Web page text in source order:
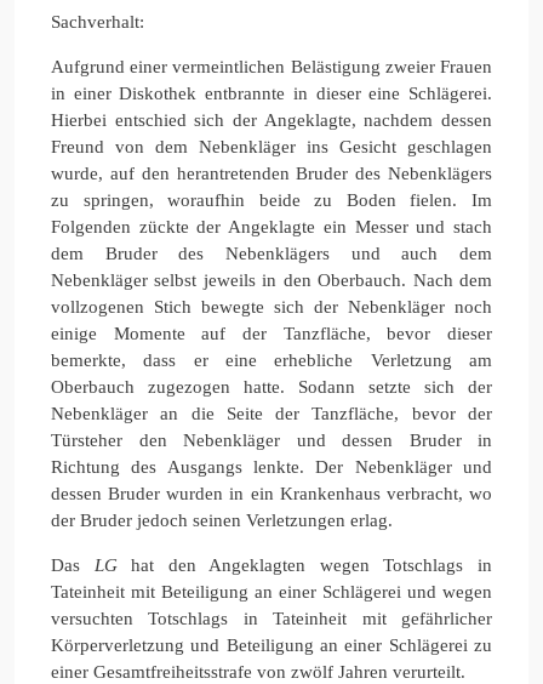
Sachverhalt:
Aufgrund einer vermeintlichen Belästigung zweier Frauen
in einer Diskothek entbrannte in dieser eine Schlägerei.
Hierbei entschied sich der Angeklagte, nachdem dessen
Freund von dem Nebenkläger ins Gesicht geschlagen
wurde, auf den herantretenden Bruder des Nebenklägers
zu springen, woraufhin beide zu Boden fielen. Im
Folgenden zückte der Angeklagte ein Messer und stach
dem Bruder des Nebenklägers und auch dem
Nebenkläger selbst jeweils in den Oberbauch. Nach dem
vollzogenen Stich bewegte sich der Nebenkläger noch
einige Momente auf der Tanzfläche, bevor dieser
bemerkte, dass er eine erhebliche Verletzung am
Oberbauch zugezogen hatte. Sodann setzte sich der
Nebenkläger an die Seite der Tanzfläche, bevor der
Türsteher den Nebenkläger und dessen Bruder in
Richtung des Ausgangs lenkte. Der Nebenkläger und
dessen Bruder wurden in ein Krankenhaus verbracht, wo
der Bruder jedoch seinen Verletzungen erlag.
Das LGhat den Angeklagten wegen Totschlags in
Tateinheit mit Beteiligung an einer Schlägerei und wegen
versuchten Totschlags in Tateinheit mit gefährlicher
Körperverletzung und Beteiligung an einer Schlägerei zu
einer Gesamtfreiheitsstrafe von zwölf Jahren verurteilt.